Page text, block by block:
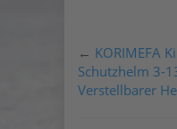
← KORIMEFA
Schutzhelm 3-
Verstellbarer